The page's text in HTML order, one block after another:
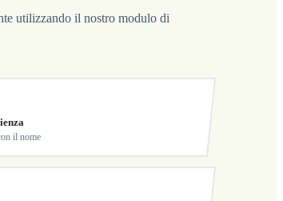
utilizzando il nostro modulo di
il nome